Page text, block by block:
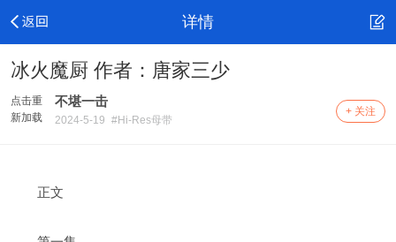
详情
冰火魔厨 作者：唐家三少
点击重
新加载
不堪一击
2024-5-19 #Hi-Res母带
+ 关注
正文